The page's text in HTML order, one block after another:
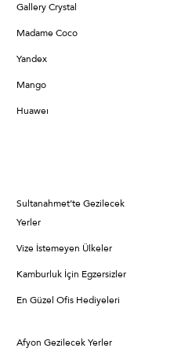
Gallery Crystal
Madame Coco
Yandex
Mango
Huaweı
Sultanahmet’te Gezilecek
Yerler
Vize İstemeyen Ülkeler
Kamburluk İçin Egzersizler
En Güzel Ofis Hediyeleri
Afyon Gezilecek Yerler